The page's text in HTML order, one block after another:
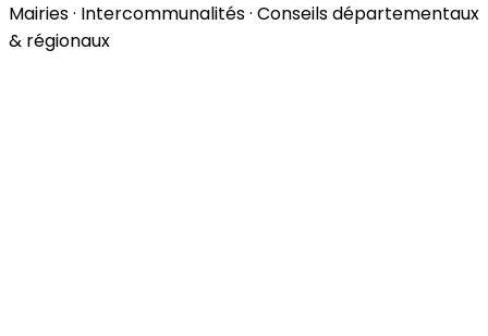
Mairies · Intercommunalités · Conseils départementaux
& régionaux